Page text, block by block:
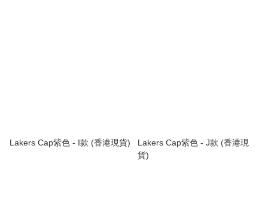
Lakers Cap紫色 - I款 (香港現貨)
Lakers Cap紫色 - J款 (香港現
貨)